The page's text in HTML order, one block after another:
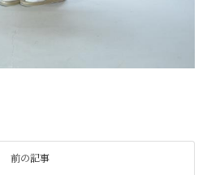
前の記事